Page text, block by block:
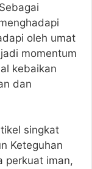
oleh umat
momentum
kebaikan
dan
singkat
Keteguhan
perkuat iman,